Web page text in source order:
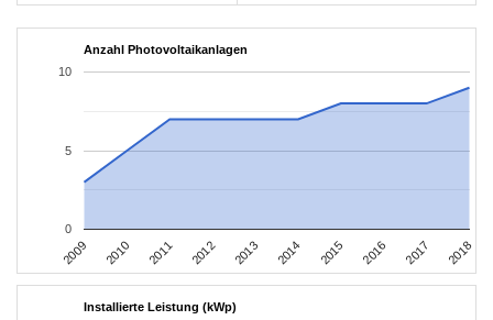
Anzahl Photovoltaikanlagen
2009 2010 2011 2012 2013 2014 2015 2016 2017 2018
0
5
10
Installierte Leistung (kWp)